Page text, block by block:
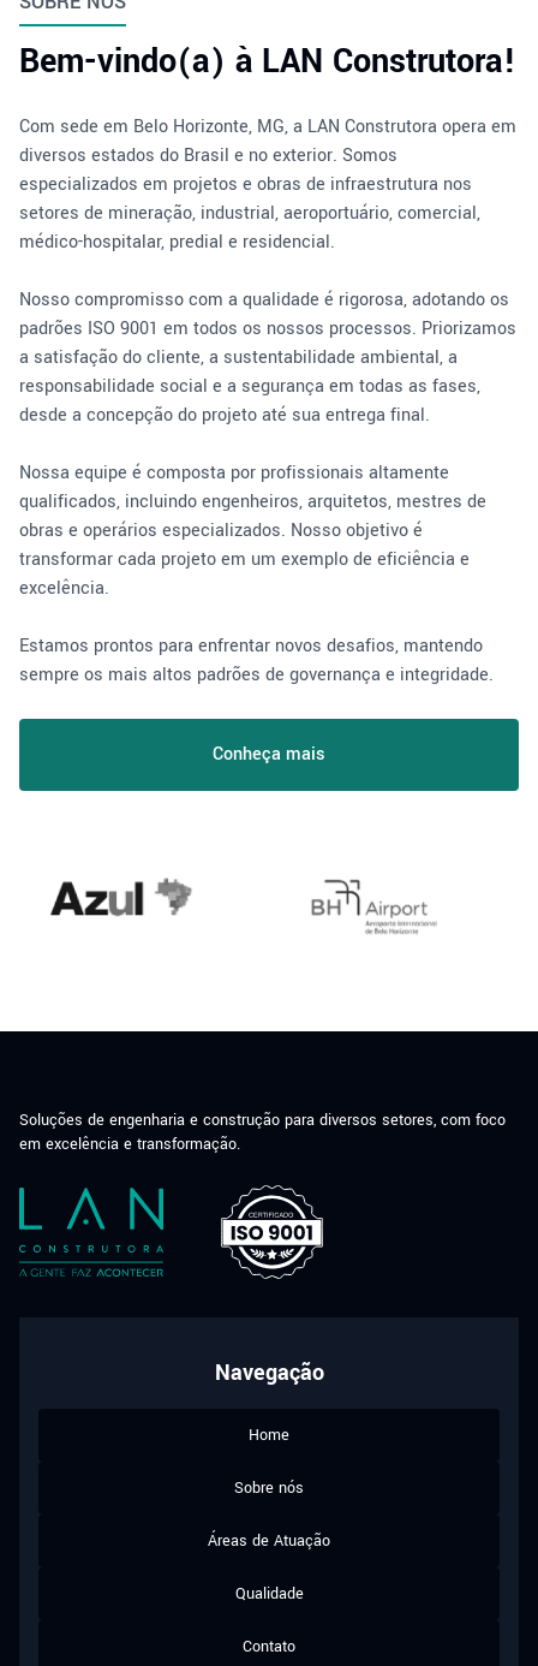
Bem-vindo(a) à LAN Construtora!
Com sede em Belo Horizonte, MG, a LAN Construtora opera em
diversos estados do Brasil e no exterior. Somos
especializados em projetos e obras de infraestrutura nos
setores de mineração, industrial, aeroportuário, comercial,
médico-hospitalar, predial e residencial.
Nosso compromisso com a qualidade é rigorosa, adotando os
padrões ISO 9001 em todos os nossos processos. Priorizamos
a satisfação do cliente, a sustentabilidade ambiental, a
responsabilidade social e a segurança em todas as fases,
desde a concepção do projeto até sua entrega final.
Nossa equipe é composta por profissionais altamente
qualificados, incluindo engenheiros, arquitetos, mestres de
obras e operários especializados. Nosso objetivo é
transformar cada projeto em um exemplo de eficiência e
excelência.
Estamos prontos para enfrentar novos desafios, mantendo
sempre os mais altos padrões de governança e integridade.
Conheça mais
Soluções de engenharia e construção para diversos setores, com foco
em excelência e transformação.
Navegação
Home
Sobre nós
Áreas de Atuação
Qualidade
Contato